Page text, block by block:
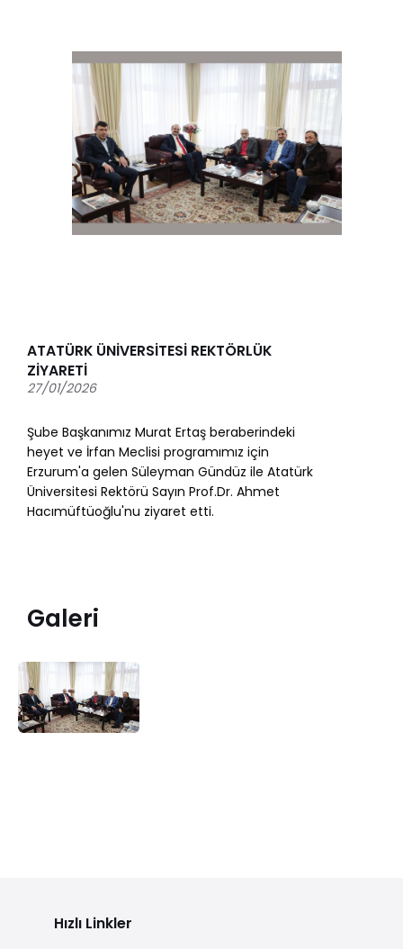
ATATÜRK ÜNİVERSİTESİ REKTÖRLÜK
ZİYARETİ
27/01/2026
Şube Başkanımız Murat Ertaş beraberindeki
heyet ve İrfan Meclisi programımız için
Erzurum'a gelen Süleyman Gündüz ile Atatürk
Üniversitesi Rektörü Sayın Prof.Dr. Ahmet
Hacımüftüoğlu'nu ziyaret etti.
Galeri
Hızlı Linkler